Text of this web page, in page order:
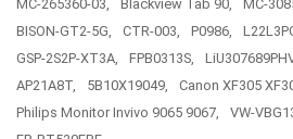
MC-265360-03,
Blackview Tab 90, MC-
BISON-GT2-5G,
CTR-003, P0986,
GSP-2S2P-XT3A,
FPB0313S,
AP21A8T,
5B10X19049,
Canon XF305
Philips Monitor Invivo 9065 9067,
VW-